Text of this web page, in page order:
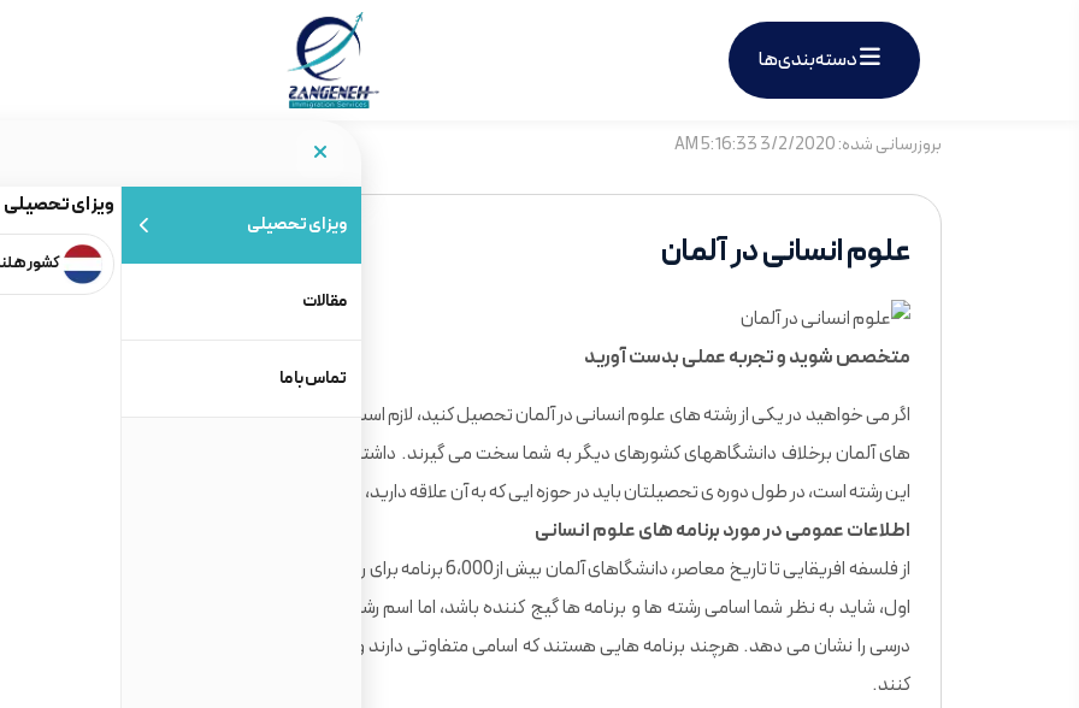
دسته‌بندی‌ها
ویزای تحصیلی
مقالات
تماس با ما
ویزای تحصیلی
کشور
بروزرسانی شده: 3/2/2020 5:16:33 AM
علوم انسانی در آلمان
متخصص شوید و تجربه عملی بدست آورید
اگر می خواهید در یکی از رشته های علوم انسانی در آلمان تحصیل کنید، لازم است شما فردی منضبط باشید، زیرا دانشگاه
های آلمان برخلاف دانشگاههای کشورهای دیگر به شما سخت می گیرند. داشتن مهارت در زبان آلمانی، پیشنیاز شروع
این رشته است، در طول دوره ی تحصیلتان باید در حوزه ایی که به آن علاقه دارید، تجربه ی عملی کسب کنید.
اطلاعات عمومی در مورد برنامه های علوم انسانی
از فلسفه افریقایی تا تاریخ معاصر، دانشگاهای آلمان بیش از6،000 برنامه برای رشته های انسانی ارائه می دهند. در نگاه
اول، شاید به نظر شما اسامی رشته ها و برنامه ها گیج کننده باشد، اما اسم رشته ها معمولا تمرکز و تخصص برنامه ی
درسی را نشان می دهد. هرچند برنامه هایی هستند که اسامی متفاوتی دارند ولی واحدهای مشابه ایی را تدریس می
کنند.